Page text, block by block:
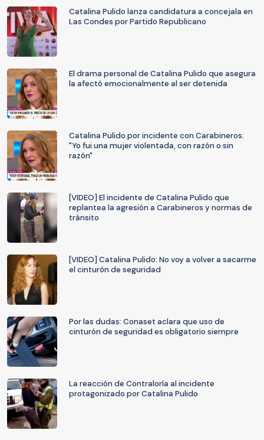
Catalina Pulido lanza candidatura a concejala en
Las Condes por Partido Republicano
El drama personal de Catalina Pulido que asegura
la afectó emocionalmente al ser detenida
Catalina Pulido por incidente con Carabineros:
"Yo fui una mujer violentada, con razón o sin
razón"
[VIDEO] El incidente de Catalina Pulido que
replantea la agresión a Carabineros y normas de
tránsito
[VIDEO] Catalina Pulido: No voy a volver a sacarme
el cinturón de seguridad
Por las dudas: Conaset aclara que uso de
cinturón de seguridad es obligatorio siempre
La reacción de Contraloría al incidente
protagonizado por Catalina Pulido